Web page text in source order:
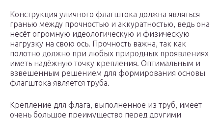
Конструкция уличного флагштока должна являться
гранью между прочностью и аккуратностью, ведь она
несёт огромную идеологическую и физическую
нагрузку на свою ось. Прочность важна, так как
полотно должно при любых природных проявлениях
иметь надёжную точку крепления. Оптимальным и
взвешенным решением для формирования основы
флагштока является труба.
Крепление для флага, выполненное из труб, имеет
очень большое преимущество перед другими